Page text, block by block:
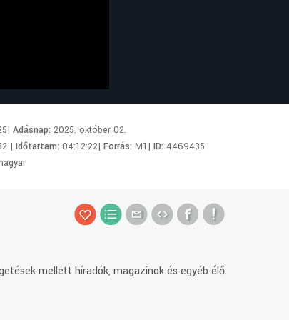
Adásnap:2025. október 02.
|Időtartam:04:12:22|Forrás:M1|ID:4469435
mellett híradók, magazinok és egyéb élő